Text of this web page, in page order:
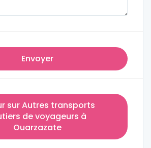
Envoyer
sur Autres transports
de voyageurs à
Ouarzazate